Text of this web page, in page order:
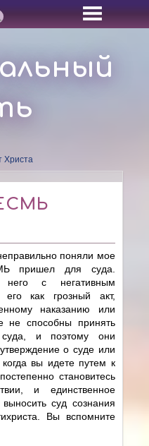
Христа
поняли мое
пришел для суда.
с негативным
как грозный акт,
наказанию или
не способны принять
суда, и поэтому они
о суде или
вы идете путем к
становитесь
и единственное
суд сознания
Вы вспомните